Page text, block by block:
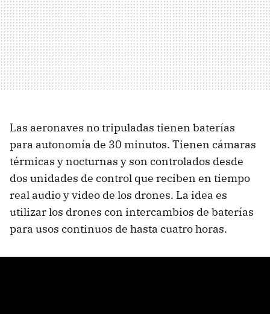
Las aeronaves no tripuladas tienen baterías
para autonomía de 30 minutos. Tienen cámaras
térmicas y nocturnas y son controlados desde
dos unidades de control que reciben en tiempo
real audio y video de los drones. La idea es
utilizar los drones con intercambios de baterías
para usos continuos de hasta cuatro horas.